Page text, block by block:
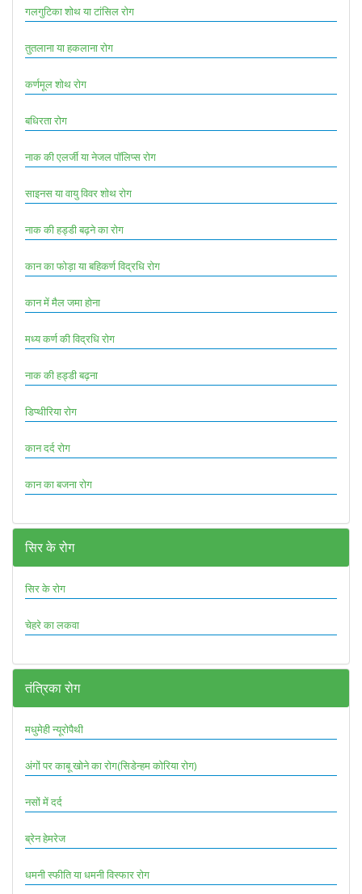
गलगुटिका शोथ या टांसिल रोग
तुतलाना या हकलाना रोग
कर्णमूल शोथ रोग
बधिरता रोग
नाक की एलर्जी या नेजल पॉलिप्स रोग
साइनस या वायु विवर शोथ रोग
नाक की हड्डी बढ़ने का रोग
कान का फोड़ा या बहिकर्ण विद्रधि रोग
कान में मैल जमा होना
मध्य कर्ण की विद्रधि रोग
नाक की हड्डी बढ़ना
डिप्थीरिया रोग
कान दर्द रोग
कान का बजना रोग
सिर के रोग
सिर के रोग
चेहरे का लकवा
तंत्रिका रोग
मधुमेही न्यूरोपैथी
अंगों पर काबू खोने का रोग(सिडेन्हम कोरिया रोग)
नसों में दर्द
ब्रेन हेमरेज
धमनी स्फीति या धमनी विस्फार रोग